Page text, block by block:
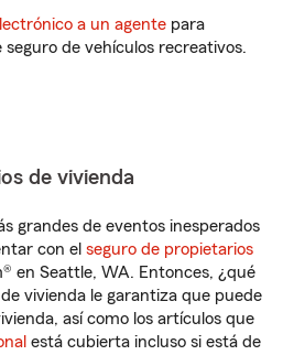
a un agente para
de vehículos recreativos.
de vivienda
grandes de eventos inesperados
con el seguro de propietarios
en Seattle, WA. Entonces, ¿qué
vivienda le garantiza que puede
así como los artículos que
está cubierta incluso si está de